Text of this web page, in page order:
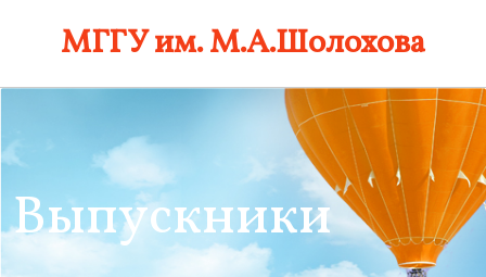
МГГУ им. М.А.Шолохова
Выпускники